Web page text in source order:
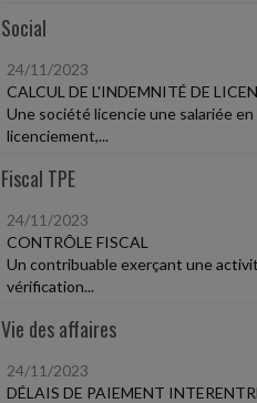
Social
24/11/2023
CALCUL DE L'INDEMNITÉ DE
Une société licencie une salariée
licenciement,...
Fiscal TPE
24/11/2023
CONTRÔLE FISCAL
Un contribuable exerçant une
vérification...
Vie des affaires
24/11/2023
DÉLAIS DE PAIEMENT